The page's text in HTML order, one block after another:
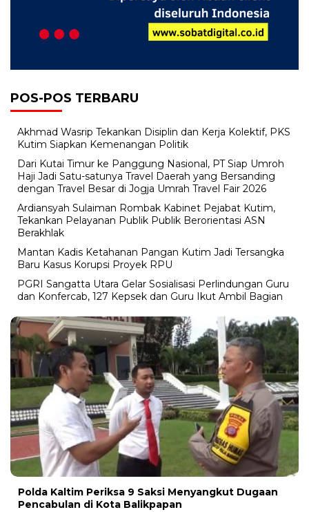
POS-POS TERBARU
Akhmad Wasrip Tekankan Disiplin dan Kerja Kolektif, PKS
Kutim Siapkan Kemenangan Politik
Dari Kutai Timur ke Panggung Nasional, PT Siap Umroh
Haji Jadi Satu-satunya Travel Daerah yang Bersanding
dengan Travel Besar di Jogja Umrah Travel Fair 2026
Ardiansyah Sulaiman Rombak Kabinet Pejabat Kutim,
Tekankan Pelayanan Publik Publik Berorientasi ASN
Berakhlak
Mantan Kadis Ketahanan Pangan Kutim Jadi Tersangka
Baru Kasus Korupsi Proyek RPU
PGRI Sangatta Utara Gelar Sosialisasi Perlindungan Guru
dan Konfercab, 127 Kepsek dan Guru Ikut Ambil Bagian
Polda Kaltim Periksa 9 Saksi Menyangkut Dugaan
Pencabulan di Kota Balikpapan